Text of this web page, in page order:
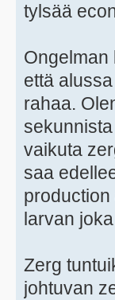
tylsää
Ongelman
että
rahaa.
vaikuta
saa
larvan
Zerg
johtuvan